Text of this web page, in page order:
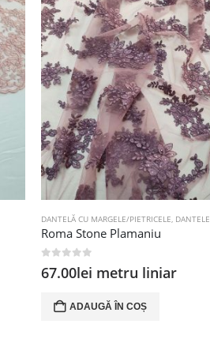
DANTELĂ CU MARGELE/PIETRICELE, DANTELE
Roma Stone Plamaniu
67.00lei metru liniar
ADAUGĂ ÎN COȘ